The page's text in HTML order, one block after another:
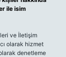
ile isim
ve İletişim
olarak hizmet
denetleme